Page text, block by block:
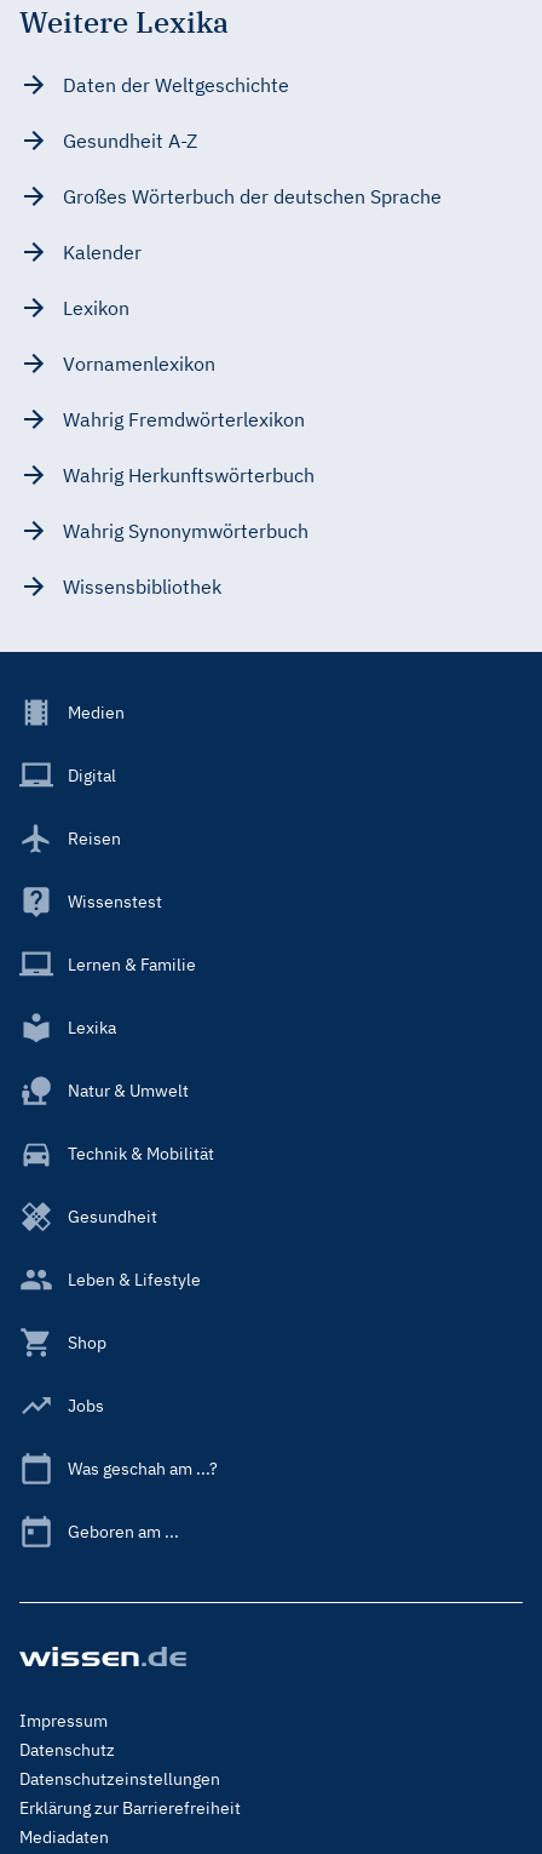
Weitere Lexika
Daten der Weltgeschichte
Gesundheit A-Z
Großes Wörterbuch der deutschen Sprache
Kalender
Lexikon
Vornamenlexikon
Wahrig Fremdwörterlexikon
Wahrig Herkunftswörterbuch
Wahrig Synonymwörterbuch
Wissensbibliothek
Footer
Main
Medien
Digital
Reisen
Wissenstest
Lernen & Familie
Lexika
Natur & Umwelt
Technik & Mobilität
Gesundheit
Leben & Lifestyle
Shop
Jobs
Was geschah am ...?
Geboren am ...
Footer
Menu
Legal
Impressum
Datenschutz
Datenschutzeinstellungen
Erklärung zur Barrierefreiheit
Mediadaten